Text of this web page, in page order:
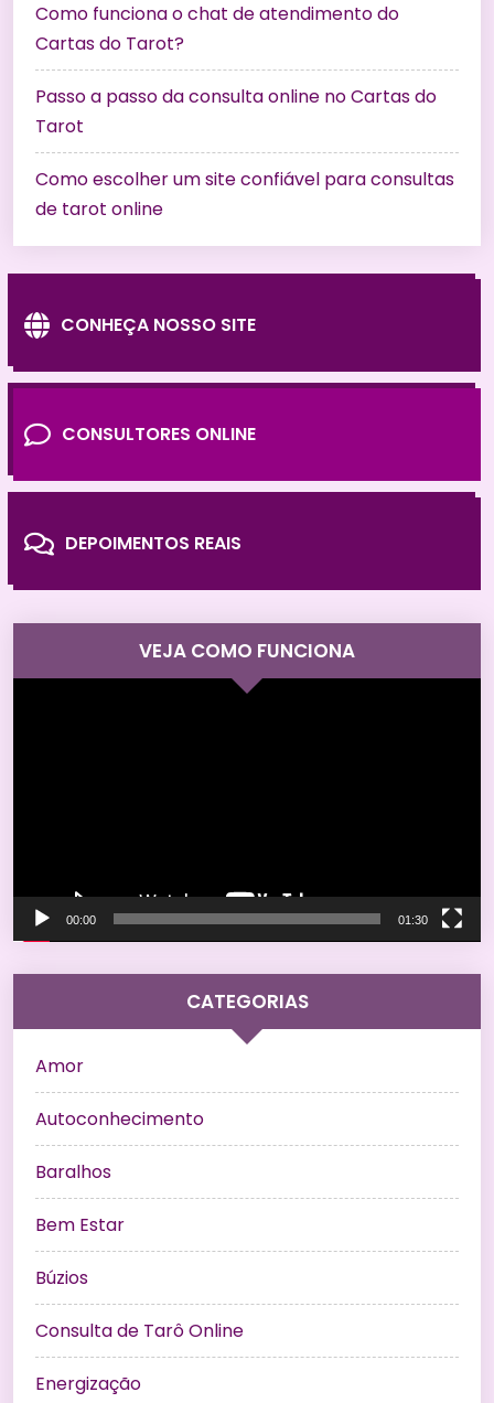
Como funciona o chat de atendimento do
Cartas do Tarot?
Passo a passo da consulta online no Cartas do
Tarot
Como escolher um site confiável para consultas
de tarot online
CONHEÇA NOSSO SITE
CONSULTORES ONLINE
DEPOIMENTOS REAIS
VEJA COMO FUNCIONA
00:00 01:30
CATEGORIAS
Amor
Autoconhecimento
Baralhos
Bem Estar
Búzios
Consulta de Tarô Online
Energização